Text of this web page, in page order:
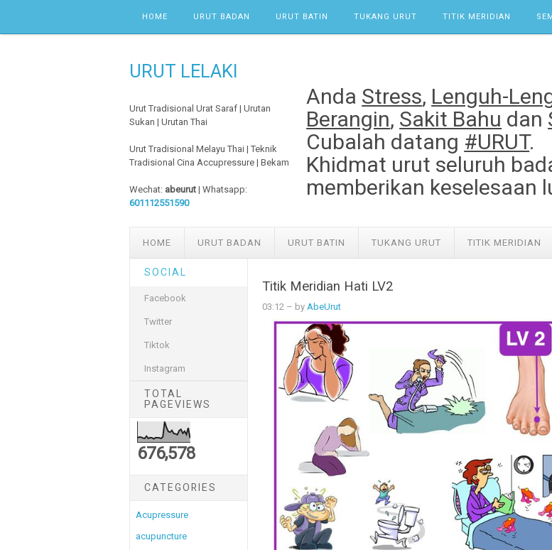
HOME URUT BADAN URUT BATIN TUKANG URUT TITIK MERIDIAN
URUT LELAKI
Urut Tradisional Urat Saraf | Urutan
Sukan | Urutan Thai
Urut Tradisional Melayu Thai | Teknik
Tradisional Cina Accupressure | Bekam
Wechat: abeurut | Whatsapp:
601112551590
Anda Stress, Lenguh-
Berangin, Sakit Bahu dan
Cubalah datang #URUT.
Khidmat urut seluruh
memberikan keselesaan
HOME URUT BADAN URUT BATIN TUKANG URUT TITIK MERIDIAN
SOCIAL
Facebook
Twitter
Tiktok
Instagram
TOTAL
PAGEVIEWS
676,578
CATEGORIES
Acupressure
acupuncture
Titik Meridian Hati LV2
03:12 – by AbeUrut